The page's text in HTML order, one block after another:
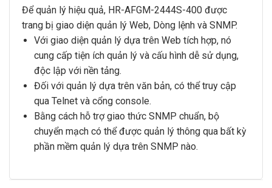
Để quản lý hiệu quả, HR-AFGM-2444S-400 được
trang bị giao diện quản lý Web, Dòng lệnh và SNMP.
Với giao diện quản lý dựa trên Web tích hợp, nó
cung cấp tiện ích quản lý và cấu hình dễ sử dụng,
độc lập với nền tảng.
Đối với quản lý dựa trên văn bản, có thể truy cập
qua Telnet và cổng console.
Bằng cách hỗ trợ giao thức SNMP chuẩn, bộ
chuyển mạch có thể được quản lý thông qua bất kỳ
phần mềm quản lý dựa trên SNMP nào.